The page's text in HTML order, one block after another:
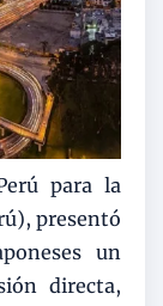
para la
presentó
un
directa,